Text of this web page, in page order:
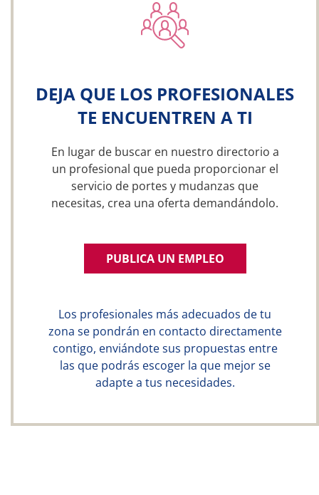
DEJA QUE LOS PROFESIONALES
TE ENCUENTREN A TI
En lugar de buscar en nuestro directorio a
un profesional que pueda proporcionar el
servicio de portes y mudanzas que
necesitas, crea una oferta demandándolo.
PUBLICA UN EMPLEO
Los profesionales más adecuados de tu
zona se pondrán en contacto directamente
contigo, enviándote sus propuestas entre
las que podrás escoger la que mejor se
adapte a tus necesidades.